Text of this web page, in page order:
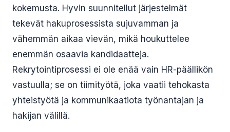
kokemusta. Hyvin suunnitellut järjestelmät
tekevät hakuprosessista sujuvamman ja
vähemmän aikaa vievän, mikä houkuttelee
enemmän osaavia kandidaatteja.
Rekrytointiprosessi ei ole enää vain HR-päällikön
vastuulla; se on tiimityötä, joka vaatii tehokasta
yhteistyötä ja kommunikaatiota työnantajan ja
hakijan välillä.